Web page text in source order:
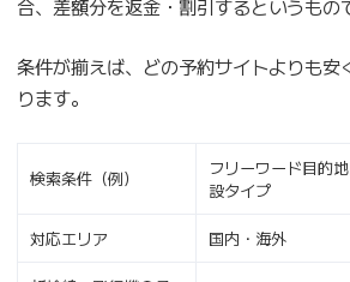
合、差額分を返金・割引するというもの
条件が揃えば、どの予約サイトよりも安
ります。
検索条件（例）
フリーワード目的
設タイプ
対応エリア 国内・海外